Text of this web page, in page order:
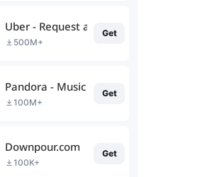
Uber - Request a ride
500M+
Get
Pandora - Music & Podcasts
100M+
Get
Downpour.com
100K+
Get